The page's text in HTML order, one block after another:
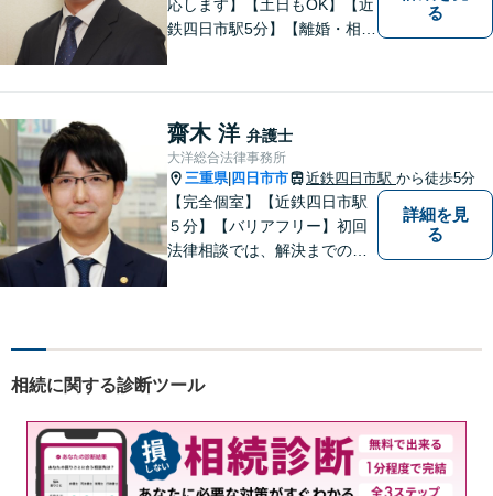
応します】【土日もOK】【近
鉄四日市駅5分】【離婚・相続
刑事事件全般】双方ともに納
得する解決を目指します【交
通事故】示談金の増額に向け
尽力
る
齋木 洋 弁護士
大洋総合法律事務所
三重県| 四日市市 近鉄四日市駅 から徒歩5分
【完全個室】【近鉄四日市駅
５分】【バリアフリー】初回
法律相談では、解決までの流
企業法務・顧問弁護士
詳細を見
る
相続に関する診断ツール